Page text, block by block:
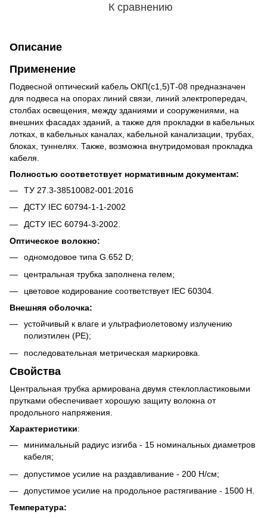
К сравнению
Описание
Применение
Подвесной оптический кабель ОКП(с1,5)Т-08 предназначен
для подвеса на опорах линий связи, линий электропередач,
столбах освещения, между зданиями и сооружениями, на
внешних фасадах зданий, а также для прокладки в кабельных
лотках, в кабельных каналах, кабельной канализации, трубах,
блоках, туннелях. Также, возможна внутридомовая прокладка
кабеля.
Полностью соответствует нормативным документам:
ТУ 27.3-38510082-001:2016
ДСТУ ІЕС 60794-1-1-2002
ДСТУ ІЕС 60794-3-2002.
Оптическое волокно:
одномодовое типа G.652 D;
центральная трубка заполнена гелем;
цветовое кодирование соответствует IEC 60304.
Внешняя оболочка:
устойчивый к влаге и ультрафиолетовому излучению
полиэтилен (PE);
последовательная метрическая маркировка.
Свойства
Центральная трубка армирована двумя стеклопластиковыми
прутками обеспечивает хорошую защиту волокна от
продольного напряжения.
Характеристики:
минимальный радиус изгиба - 15 номинальных диаметров
кабеля;
допустимое усилие на раздавливание - 200 Н/см;
допустимое усилие на продольное растягивание - 1500 H.
Температура: